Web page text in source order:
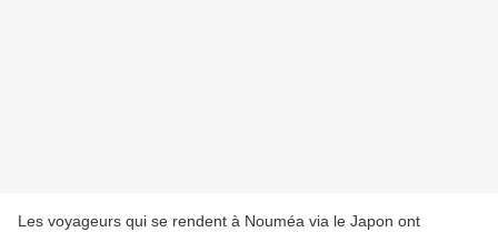
Les voyageurs qui se rendent à Nouméa via le Japon ont